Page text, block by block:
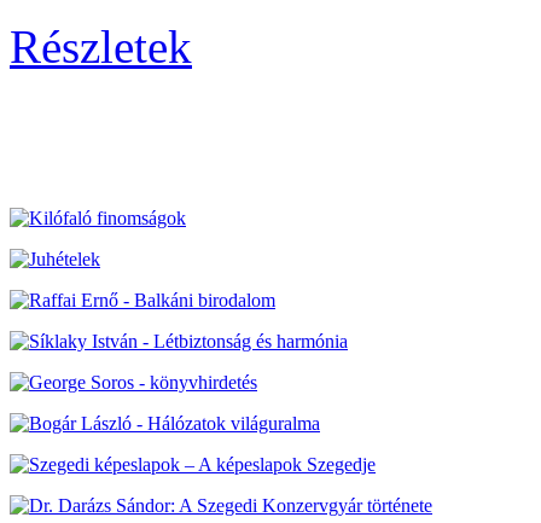
Részletek